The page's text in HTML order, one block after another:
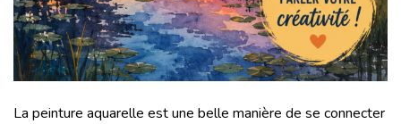
La peinture aquarelle est une belle manière de se connecter